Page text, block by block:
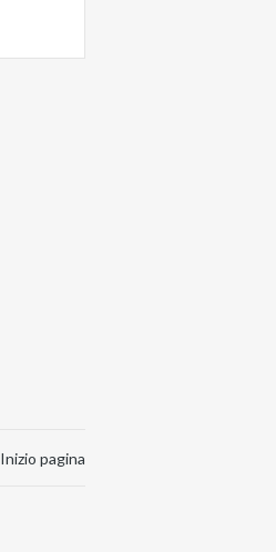
Inizio pagina